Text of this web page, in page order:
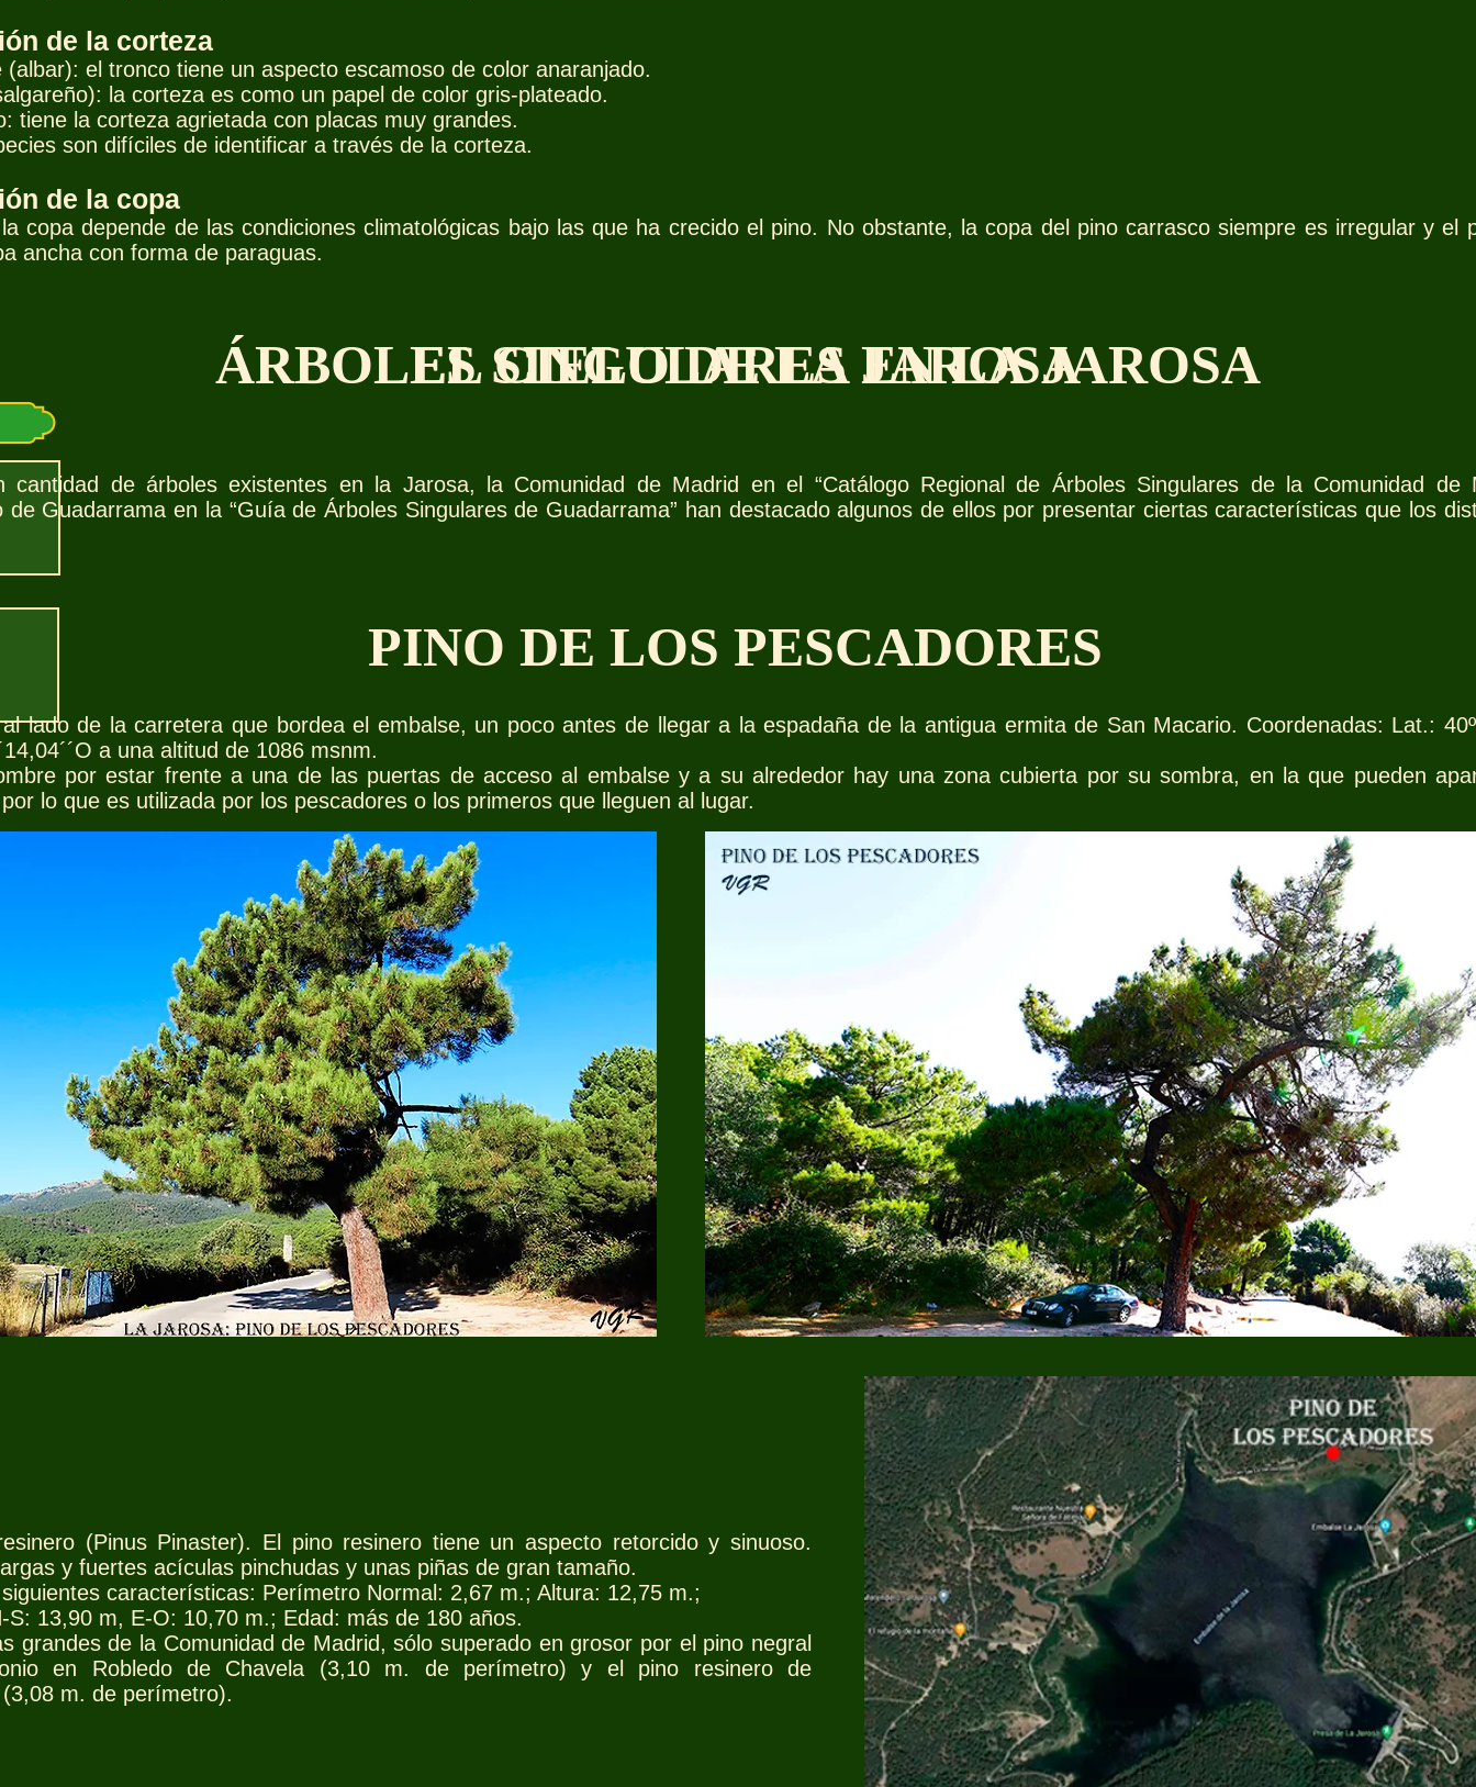
de la corteza
(albar): el tronco tiene un aspecto escamoso de color anaranjado.
la corteza es como un papel de color gris-plateado.
tiene la corteza agrietada con placas muy grandes.
son difíciles de identificar a través de la corteza.
de la copa
copa depende de las condiciones climatológicas bajo las que ha crecido el pino. No obstante, la copa del pino carrasco siempre es irregular y el
ancha con forma de paraguas.
EL CIELO DE LA JAROSA
ÁRBOLES SINGULARES EN LA JAROSA
cantidad de árboles existentes en la Jarosa, la Comunidad de Madrid en el “Catálogo Regional de Árboles Singulares de la Comunidad de
de Guadarrama en la “Guía de Árboles Singulares de Guadarrama” han destacado algunos de ellos por presentar ciertas características que los
PINO DE LOS PESCADORES
lado de la carretera que bordea el embalse, un poco antes de llegar a la espadaña de la antigua ermita de San Macario. Coordenadas: Lat.:
a una altitud de 1086 msnm.
por estar frente a una de las puertas de acceso al embalse y a su alrededor hay una zona cubierta por su sombra, en la que pueden
lo que es utilizada por los pescadores o los primeros que lleguen al lugar.
(Pinus Pinaster). El pino resinero tiene un aspecto retorcido y sinuoso.
y fuertes acículas pinchudas y unas piñas de gran tamaño.
características: Perímetro Normal: 2,67 m.; Altura: 12,75 m.;
S: 13,90 m, E-O: 10,70 m.; Edad: más de 180 años.
grandes de la Comunidad de Madrid, sólo superado en grosor por el pino negral
en Robledo de Chavela (3,10 m. de perímetro) y el pino resinero de
m. de perímetro).